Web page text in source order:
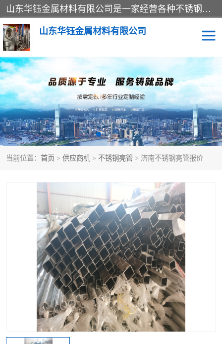
山东华钰金属材料有限公司是一家经营各种不锈钢管材、板材、圆钢、法兰、封头、型材等产品的公司；主营产品有：不锈钢管，激光切割，管件标准件，不锈钢圆钢，不锈钢人孔，不锈钢亮管，不锈钢角钢，不锈钢加工，不锈钢管子，不锈钢工业方管，不锈钢封头，不锈钢法兰，不锈钢阀门，不锈钢槽钢，不锈钢扁钢，不锈钢板等；可为客户制作各种规格的型材及不锈钢配件、非标准件及各种容器具等，能满足客户的不同采购要求。
山东华钰金属材料有限公司
当前位置： 首页 > 供应商机 > 不锈钢亮管 > 济南不锈钢亮管报价
不锈钢管 激光切割
管件标准件 不锈钢圆钢
不锈钢人孔 不锈钢亮管
不锈钢角钢 不锈钢加工
不锈钢板 不锈钢工业方管
不锈钢封头 不锈钢法兰
不锈钢阀门 不锈钢槽钢
不锈钢扁钢